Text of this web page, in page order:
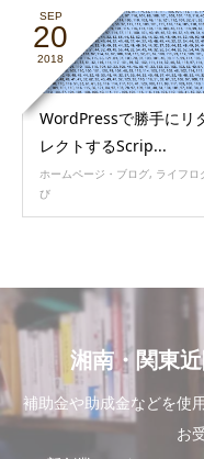
SEP
20
2018
WordPressで勝手にリ
レクトするScrip...
ホームページ・ブログ, ライフロ
び
湘南・関東
補助金や助成金などを使
お